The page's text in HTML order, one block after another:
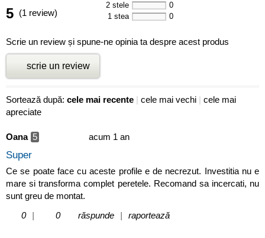
5 (1 review)
2 stele
0
1 stea
0
Scrie un review și spune-ne opinia ta despre acest produs
scrie un review
Sortează după: cele mai recente | cele mai vechi | cele mai
apreciate
Oana 5 acum 1 an
Super
Ce se poate face cu aceste profile e de necrezut. Investitia nu e
mare si transforma complet peretele. Recomand sa incercati, nu
sunt greu de montat.
0
| 0 răspunde | raportează